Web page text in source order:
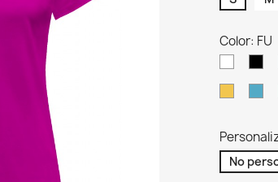
Color: FU
No